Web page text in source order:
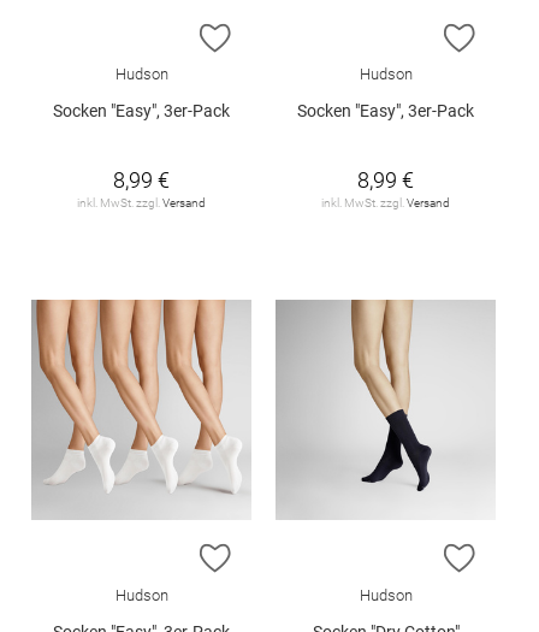
ZUR WUNSCHLISTE HINZUFÜGEN
Hudson
Socken "Easy", 3er-Pack
8,99 €
inkl. MwSt. zzgl. Versand
ZUR
Hudson
Socken "Easy", 3er-Pack
8,99 €
inkl. MwSt. zzgl. Versand
ZUR WUNSCHLISTE HINZUFÜGEN
Hudson
ZUR
Hudson